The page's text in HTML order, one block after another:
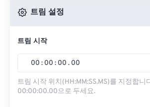
트림 설정
트림 시작
00 : 00 : 00 . 00
트림 시작 위치(HH:MM:SS.MS)를 지정합니
00:00:00.00으로 두세요.